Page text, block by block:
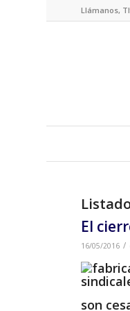
Llámanos,
El
16/05/2016 /
son